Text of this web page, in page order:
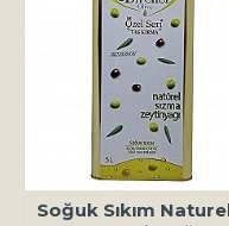
Soğuk Sıkım